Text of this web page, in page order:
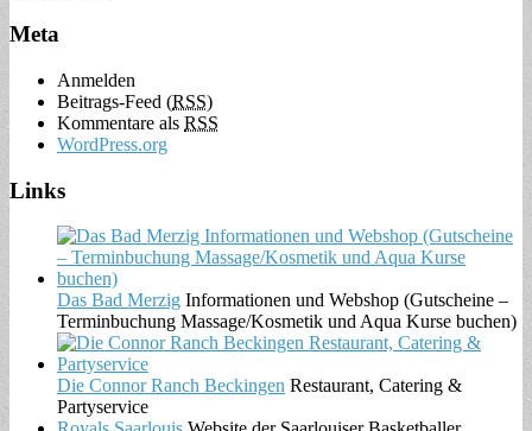
Meta
Anmelden
Beitrags-Feed (RSS)
Kommentare als RSS
WordPress.org
Links
Das Bad Merzig Informationen und Webshop (Gutscheine –
Terminbuchung Massage/Kosmetik und Aqua Kurse buchen)
Die Connor Ranch Beckingen Restaurant, Catering &
Partyservice